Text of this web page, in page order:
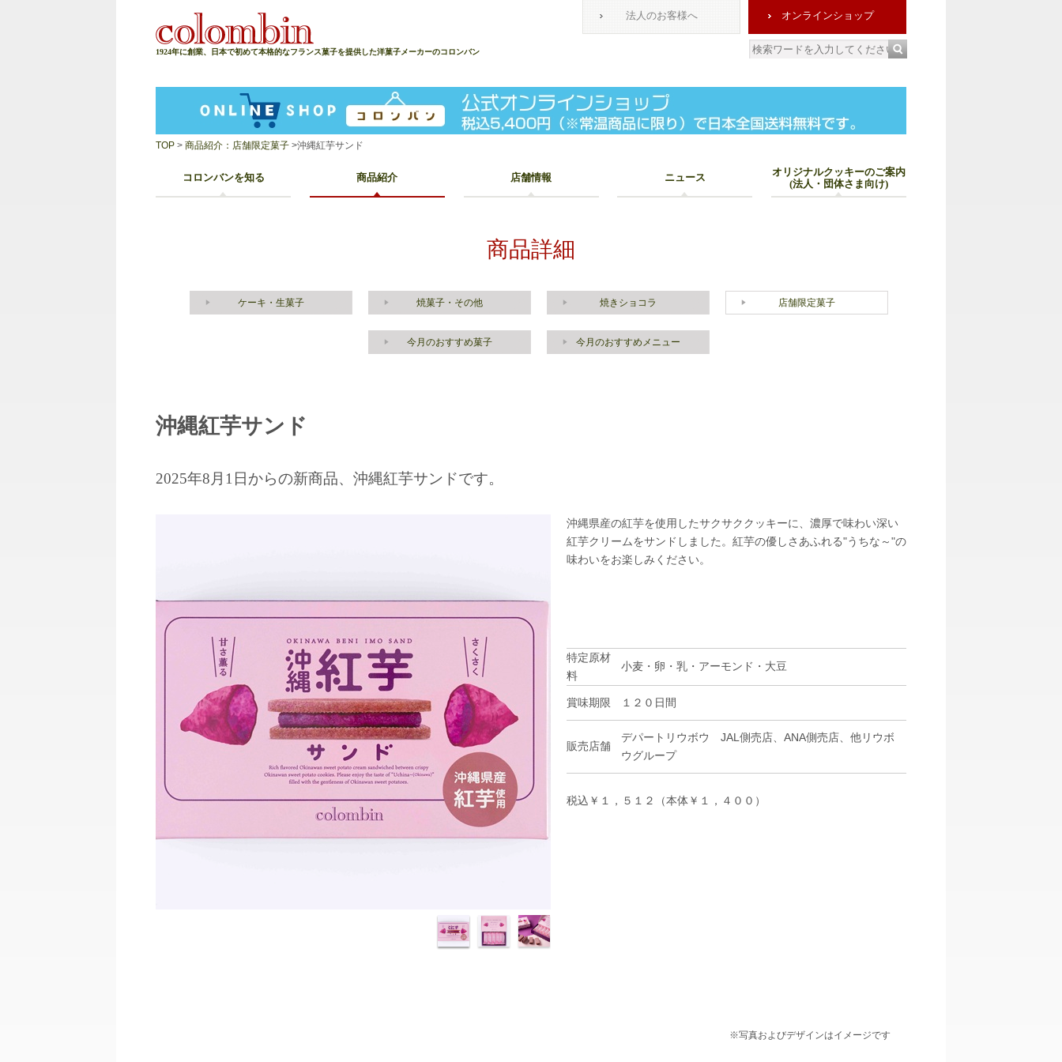
1924年に創業、日本で初めて本格的なフランス菓子を提供した洋菓子メーカーのコロンバン
コロンバンを知る 商品紹介 店舗情報 ニュース
オリジナルクッキーのご案内
(法人・団体さま向け)
法人のお客様へ オンラインショップ
TOP > 商品紹介：店舗限定菓子 >沖縄紅芋サンド
商品詳細
ケーキ・生菓子 焼菓子・その他 焼きショコラ 店舗限定菓子
今月のおすすめ菓子 今月のおすすめメニュー
沖縄紅芋サンド
2025年8月1日からの新商品、沖縄紅芋サンドです。
沖縄県産の紅芋を使用したサクサククッキーに、濃厚で味わい深い
紅芋クリームをサンドしました。紅芋の優しさあふれる"うちな～"の
味わいをお楽しみください。
特定原材
料
小麦・卵・乳・アーモンド・大豆
賞味期限 １２０日間
販売店舗
デパートリウボウ JAL側売店、ANA側売店、他リウボ
ウグループ
税込￥１，５１２（本体￥１，４００）
※写真およびデザインはイメージです